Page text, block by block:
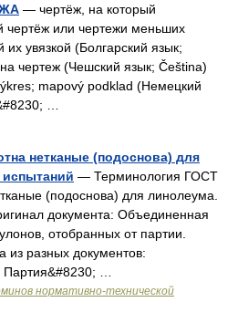
— чертёж, на который
чертёж или чертежи меньших
увязкой (Болгарский язык;
чертеж (Чешский язык; Čeština)
mapový podklad (Немецкий
…
нетканые (подоснова) для
— Терминология ГОСТ
(подоснова) для линолеума.
документа: Объединенная
отобранных от партии.
разных документов:
…
нормативно-технической